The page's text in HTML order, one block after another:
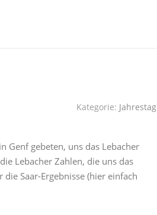
Kategorie: Jahrestag
Genf gebeten, uns das Lebacher
Lebacher Zahlen, die uns das
Saar-Ergebnisse (hier einfach